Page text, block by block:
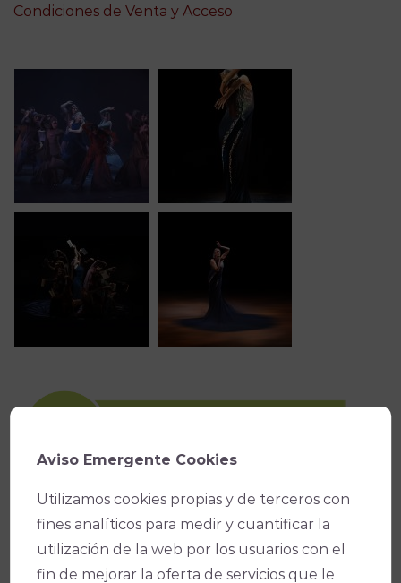
Condiciones de Venta y Acceso
Aviso Emergente Cookies
Utilizamos cookies propias y de terceros con
fines analíticos para medir y cuantificar la
utilización de la web por los usuarios con el
fin de mejorar la oferta de servicios que le